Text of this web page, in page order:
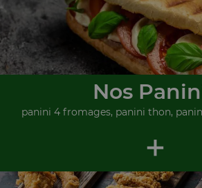
Nos
panini 4 fromages, panini thon,
+